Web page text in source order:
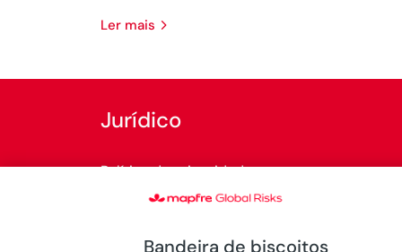
ler mais
Jurídico
Política de privacidade
Bandeira de biscoitos